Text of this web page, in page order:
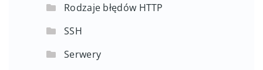
Rodzaje błędów HTTP
SSH
Serwery